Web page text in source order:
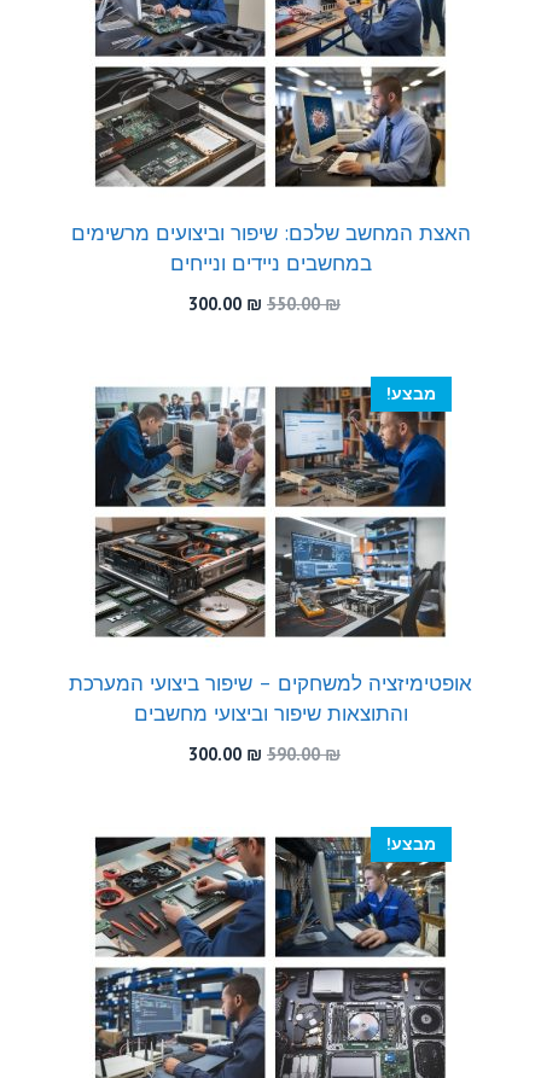
האצת המחשב שלכם: שיפור וביצועים מרשימים
במחשבים ניידים ונייחים
550.00₪
המחיר
300.00 ₪
מבצע!
אופטימיזציה למשחקים – שיפור ביצועי המערכת
והתוצאות שיפור וביצועי מחשבים
590.00₪
המחיר
300.00 ₪
מבצע!